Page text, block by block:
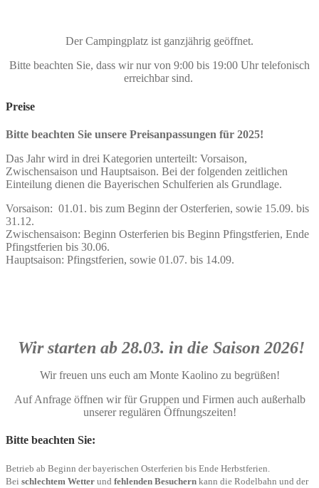
Der Campingplatz ist ganzjährig geöffnet.
Bitte beachten Sie, dass wir nur von 9:00 bis 19:00 Uhr telefonisch
erreichbar sind.
Preise
Bitte beachten Sie unsere Preisanpassungen für 2025!
Das Jahr wird in drei Kategorien unterteilt: Vorsaison,
Zwischensaison und Hauptsaison. Bei der folgenden zeitlichen
Einteilung dienen die Bayerischen Schulferien als Grundlage.
Vorsaison: 01.01. bis zum Beginn der Osterferien, sowie 15.09. bis
31.12.
Zwischensaison: Beginn Osterferien bis Beginn Pfingstferien, Ende
Pfingstferien bis 30.06.
Hauptsaison: Pfingstferien, sowie 01.07. bis 14.09.
Wir starten ab 28.03. in die Saison 2026!
Wir freuen uns euch am Monte Kaolino zu begrüßen!
Auf Anfrage öffnen wir für Gruppen und Firmen auch außerhalb
unserer regulären Öffnungszeiten!
Bitte beachten Sie:
Betrieb ab Beginn der bayerischen Oster­ferien bis Ende Herbst­ferien.
Bei schlechtem Wetter und fehlenden Besuchern kann die Rodel­bahn und der